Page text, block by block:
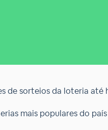
de sorteios da loteria até
mais populares do